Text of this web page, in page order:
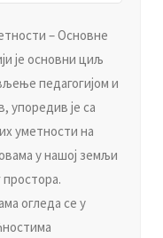
– Основне
је основни циљ
педагогијом и
упоредив је са
умeтнoсти на
у нашој земљи
огледа се у